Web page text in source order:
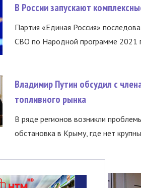
В России запускают
Партия «Единая Россия»
СВО по Народной программе 2021
Владимир Путин обсудил с
топливного рынка
В ряде регионов возникли
обстановка в Крыму, где нет